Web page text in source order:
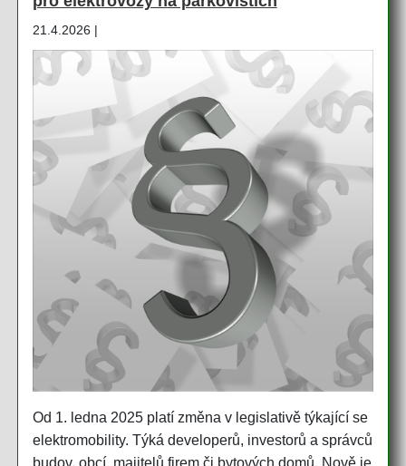
21.4.2026 |
Od 1. ledna 2025 platí změna v legislativě týkající se
elektromobility. Týká developerů, investorů a správců
budov, obcí, majitelů firem či bytových domů. Nově je